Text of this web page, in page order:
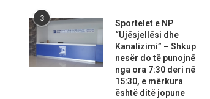
3
Sportelet e NP
“Ujësjellësi dhe
Kanalizimi” – Shkup
nesër do të punojnë
nga ora 7:30 deri në
15:30, e mërkura
është ditë jopune